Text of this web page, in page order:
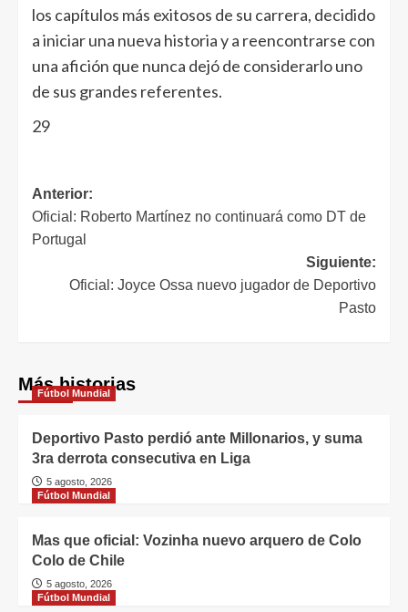
los capítulos más exitosos de su carrera, decidido
a iniciar una nueva historia y a reencontrarse con
una afición que nunca dejó de considerarlo uno
de sus grandes referentes.
29
Anterior:
Oficial: Roberto Martínez no continuará como DT de
Portugal
Siguiente:
Oficial: Joyce Ossa nuevo jugador de Deportivo
Pasto
Más historias
Fútbol Mundial
Deportivo Pasto perdió ante Millonarios, y suma
3ra derrota consecutiva en Liga
5 agosto, 2026
Fútbol Mundial
Mas que oficial: Vozinha nuevo arquero de Colo
Colo de Chile
5 agosto, 2026
Fútbol Mundial